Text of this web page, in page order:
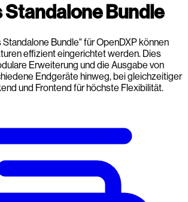
Standalone Bundle
Bundle" für OpenDXP können
effizient eingerichtet werden. Dies
Erweiterung und die Ausgabe von
Endgeräte hinweg, bei gleichzeitiger
und Frontend für höchste Flexibilität.